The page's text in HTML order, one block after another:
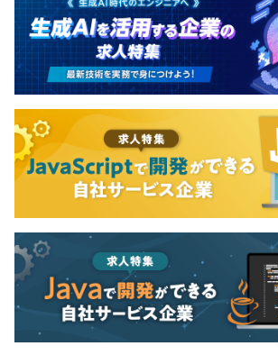
正社員はミッショングレード制の評価の
います。
半年に1回、ミッショングレード評価、
施。
上司からの評価だけでなく、一緒に働
あり。
また、人材開発委員会が組織されてお
ているかの評価レビューを行っています
全社：20名程度
エンジニア：6名、デザイナー2名、他
ム、マーケティング担当、ライター